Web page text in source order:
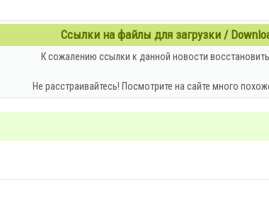
Ссылки на файлы для загрузки /
К сожалению ссылки к данной новости
Не расстраивайтесь! Посмотрите на сайте много